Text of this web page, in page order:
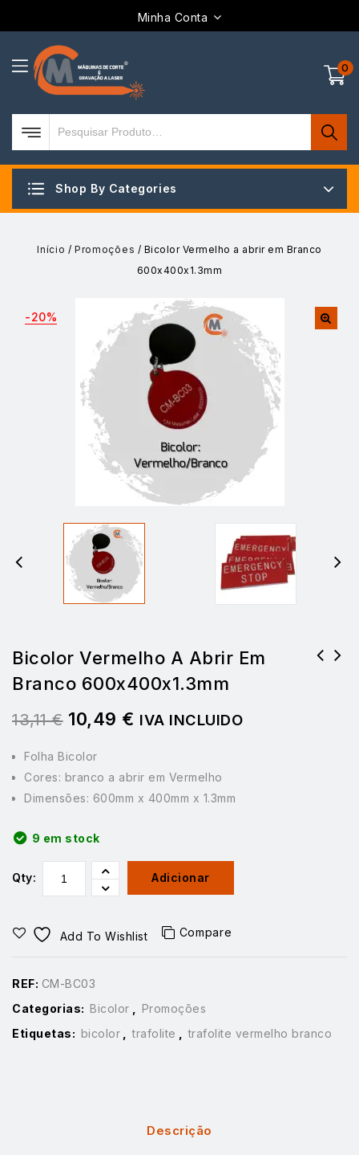
Minha Conta
Shop By Categories
0
Início / Promoções / Bicolor Vermelho a abrir em Branco
600x400x1.3mm
-20%
Bicolor Vermelho A Abrir Em
Branco 600x400x1.3mm
13,11€ 10,49 € IVA INCLUIDO
Folha Bicolor
Cores: branco a abrir em Vermelho
Dimensões: 600mm x 400mm x 1.3mm
9 em stock
Qty: Adicionar
Add To Wishlist Compare
REF: CM-BC03
Categorias: Bicolor
Promoções
Etiquetas: bicolor trafolite trafolite vermelho branco
Descrição